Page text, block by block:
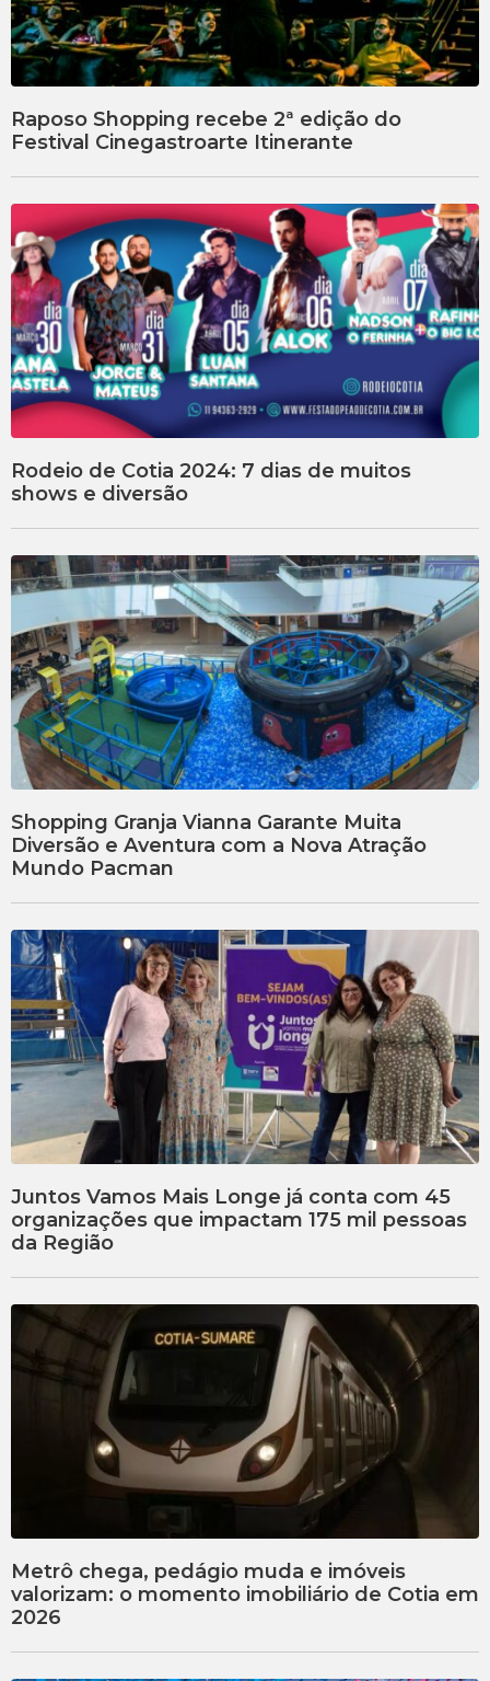
Raposo Shopping recebe 2ª edição do
Festival Cinegastroarte Itinerante
Rodeio de Cotia 2024: 7 dias de muitos
shows e diversão
Shopping Granja Vianna Garante Muita
Diversão e Aventura com a Nova Atração
Mundo Pacman
Juntos Vamos Mais Longe já conta com 45
organizações que impactam 175 mil pessoas
da Região
Metrô chega, pedágio muda e imóveis
valorizam: o momento imobiliário de Cotia em
2026